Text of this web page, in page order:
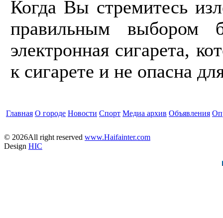
Когда Вы стремитесь
правильным выбором
электронная сигарета,
к сигарете и не опасна
Главная О городе Новости Спорт Медиа архив Объявления
© 2026All right reserved www.Haifainter.com
Design HIC